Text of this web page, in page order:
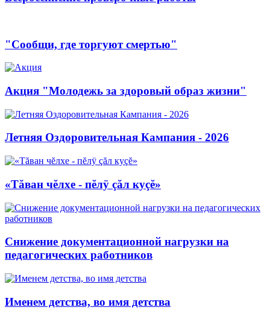
"Сообщи, где торгуют смертью"
Акция "Молодежь за здоровый образ жизни"
Летняя Оздоровительная Кампания - 2026
«Тăван чĕлхе - пĕлÿ çăл куçĕ»
Снижение документационной нагрузки на
педагогических работников
Именем детства, во имя детства